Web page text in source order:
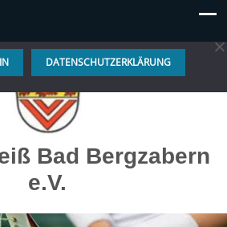
Bad Bergzabern
e.V.
DATENSCHUTZERKLÄRUNG